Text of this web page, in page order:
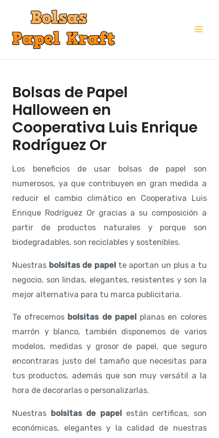
contenido
Bolsas de Papel
Halloween en
Cooperativa Luis Enrique
Rodríguez Or
Los beneficios de usar bolsas de papel son
numerosos, ya que contribuyen en gran medida a
reducir el cambio climático en Cooperativa Luis
Enrique Rodríguez Or gracias a su composición a
partir de productos naturales y porque son
biodegradables, son reciclables y sostenibles.
Nuestras bolsitas de papel te aportan un plus a tu
negocio, son lindas, elegantes, resistentes y son la
mejor alternativa para tu marca publicitaria.
Te ofrecemos bolsitas de papel planas en colores
marrón y blanco, también disponemos de varios
modelos, medidas y grosor de papel, que seguro
encontraras justo del tamaño que necesitas para
tus productos, además que son muy versátil a la
hora de decorarlas o personalizarlas.
Nuestras bolsitas de papel están certificas, son
económicas, elegantes y la calidad de nuestras